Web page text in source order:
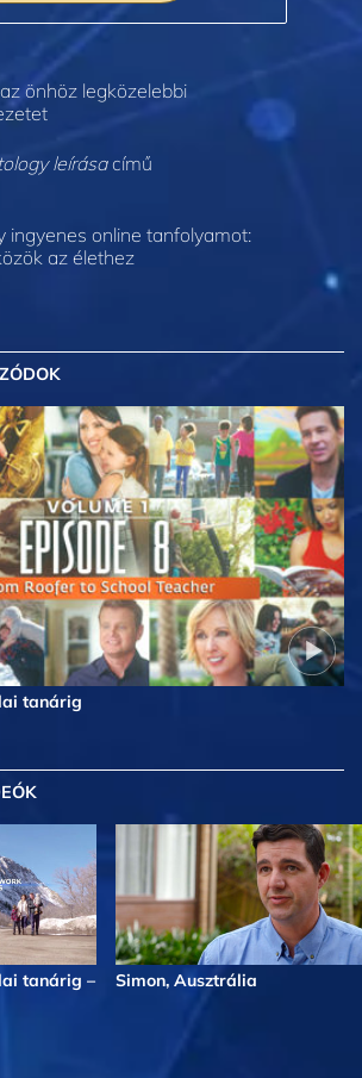
önhöz legközelebbi
leírásacímű
ingyenes online tanfolyamot:
az élethez
tanárig
tanárig –
Simon, Ausztrália